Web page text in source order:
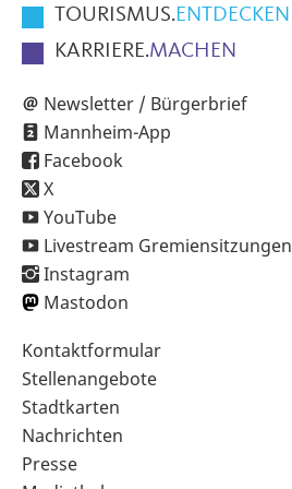
TOURISMUS.ENTDECKEN
KARRIERE.MACHEN
Newsletter / Bürgerbrief
Mannheim-App
Facebook
X
YouTube
Livestream Gremiensitzungen
Instagram
Mastodon
Sekundärnavigation
im
Fußbereich
Kontaktformular
Stellenangebote
Stadtkarten
Nachrichten
Presse